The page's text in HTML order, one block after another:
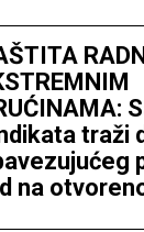
traži
na